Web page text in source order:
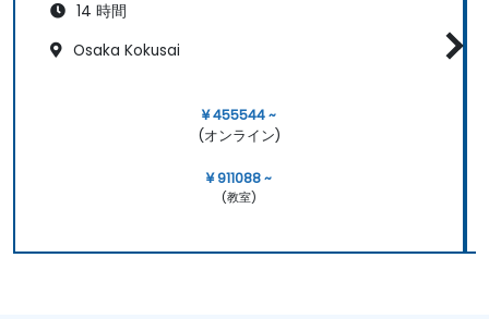
14 時間
Osaka Kokusai
¥ 455544 ~
(オンライン)
¥ 911088 ~
(教室)